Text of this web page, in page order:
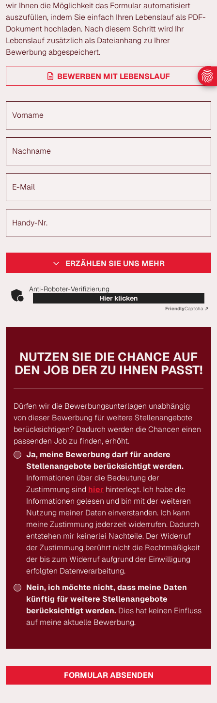
wir Ihnen die Möglichkeit das Formular automatisiert
auszufüllen, indem Sie einfach Ihren Lebenslauf als PDF-
Dokument hochladen. Nach diesem Schritt wird Ihr
Lebenslauf zusätzlich als Dateianhang zu Ihrer
Bewerbung abgespeichert.
BEWERBEN MIT LEBENSLAUF
Vorname
Nachname
E-Mail
Handy-Nr.
ERZÄHLEN SIE UNS MEHR
Anti-Roboter-Verifizierung
Hier klicken
FriendlyCaptcha ⇗
NUTZEN SIE DIE CHANCE AUF
DEN JOB DER ZU IHNEN PASST!
Dürfen wir die Bewerbungsunterlagen unabhängig
von dieser Bewerbung für weitere Stellenangebote
berücksichtigen? Dadurch werden die Chancen einen
passenden Job zu finden, erhöht.
Ja, meine Bewerbung darf für andere
Stellenangebote berücksichtigt werden.
Informationen über die Bedeutung der
Zustimmung sind hier hinterlegt. Ich habe die
Informationen gelesen und bin mit der weiteren
Nutzung meiner Daten einverstanden. Ich kann
meine Zustimmung jederzeit widerrufen. Dadurch
entstehen mir keinerlei Nachteile. Der Widerruf
der Zustimmung berührt nicht die Rechtmäßigkeit
der bis zum Widerruf aufgrund der Einwilligung
erfolgten Datenverarbeitung.
Nein, ich möchte nicht, dass meine Daten
künftig für weitere Stellenangebote
berücksichtigt werden. Dies hat keinen Einfluss
auf meine aktuelle Bewerbung.
FORMULAR ABSENDEN